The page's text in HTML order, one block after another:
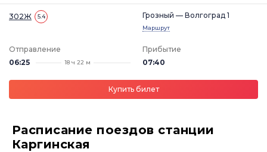
302Ж 5.4 Грозный — Волгоград 1
Маршрут
Отправление
06:25
18 ч 22 м
Прибытие
07:40
Купить билет
Расписание поездов станции
Каргинская